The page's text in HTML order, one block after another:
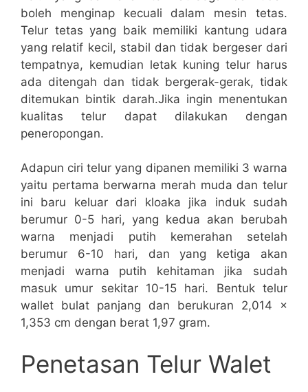
boleh menginap kecuali dalam mesin tetas.
Telur tetas yang baik memiliki kantung udara
yang relatif kecil, stabil dan tidak bergeser dari
tempatnya, kemudian letak kuning telur harus
ada ditengah dan tidak bergerak-gerak, tidak
ditemukan bintik darah.Jika ingin menentukan
kualitas telur dapat dilakukan dengan
peneropongan.
Adapun ciri telur yang dipanen memiliki 3 warna
yaitu pertama berwarna merah muda dan telur
ini baru keluar dari kloaka jika induk sudah
berumur 0-5 hari, yang kedua akan berubah
warna menjadi putih kemerahan setelah
berumur 6-10 hari, dan yang ketiga akan
menjadi warna putih kehitaman jika sudah
masuk umur sekitar 10-15 hari. Bentuk telur
wallet bulat panjang dan berukuran 2,014 ×
1,353 cm dengan berat 1,97 gram.
Penetasan Telur Walet